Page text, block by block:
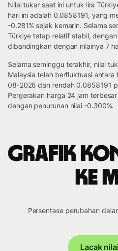
Nilai tukar saat ini untuk lira
hari ini adalah 0.0858191, yang
-0.281% sejak kemarin. Selama
Türkiye tetap relatif stabil,
dibandingkan dengan nilainya 7
Selama seminggu terakhir, nilai
Malaysia telah berfluktuasi
08-2026 dan rendah 0.0858191
Pergerakan harga 24 jam
dengan penurunan nilai -0.300%.
Grafik
ke
Persentase perubahan
Lacak